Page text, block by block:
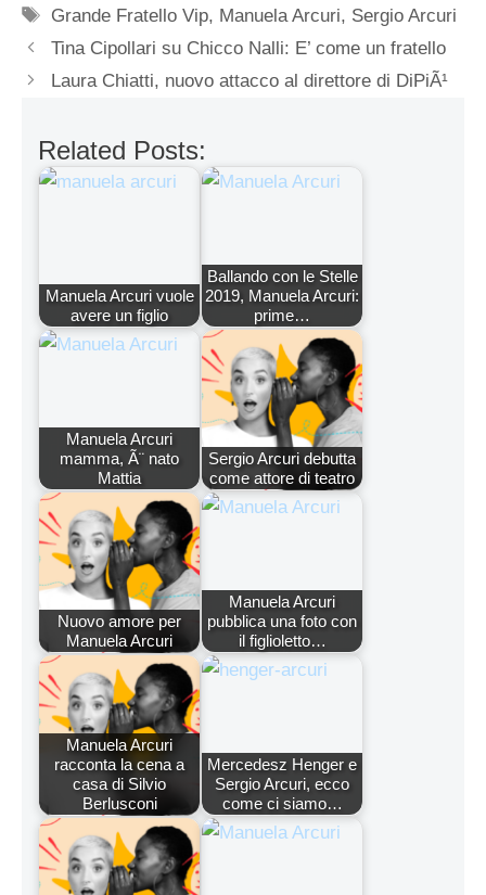
Tag
Grande Fratello Vip, Manuela Arcuri, Sergio Arcuri
Tina Cipollari su Chicco Nalli: E’ come un fratello
Laura Chiatti, nuovo attacco al direttore di DiPiÃ¹
Related Posts:
Manuela Arcuri vuole
avere un figlio
Ballando con le Stelle
2019, Manuela Arcuri:
prime…
Manuela Arcuri
mamma, Ã¨ nato
Mattia
Sergio Arcuri debutta
come attore di teatro
Nuovo amore per
Manuela Arcuri
Manuela Arcuri
pubblica una foto con
il figlioletto…
Manuela Arcuri
racconta la cena a
casa di Silvio
Berlusconi
Mercedesz Henger e
Sergio Arcuri, ecco
come ci siamo…